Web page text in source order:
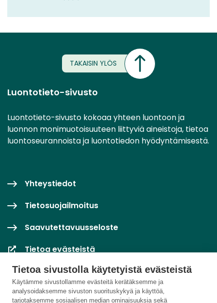
Tietoa sivustolla käytetyistä evästeistä
Käytämme sivustollamme evästeitä kerätäksemme ja
analysoidaksemme sivuston suorituskykyä ja käyttöä,
tarjotaksemme sosiaalisen median ominaisuuksia sekä
TAKAISIN YLÖS
Luontotieto-sivusto
Luontotieto-sivusto kokoaa yhteen luontoon ja
luonnon monimuotoisuuteen liittyviä aineistoja, tietoa
luontoseurannoista ja luontotiedon hyödyntämisestä.
Yhteystiedot
Tietosuojailmoitus
Saavutettavuusseloste
Tietoa evästeistä
Evästeasetukset